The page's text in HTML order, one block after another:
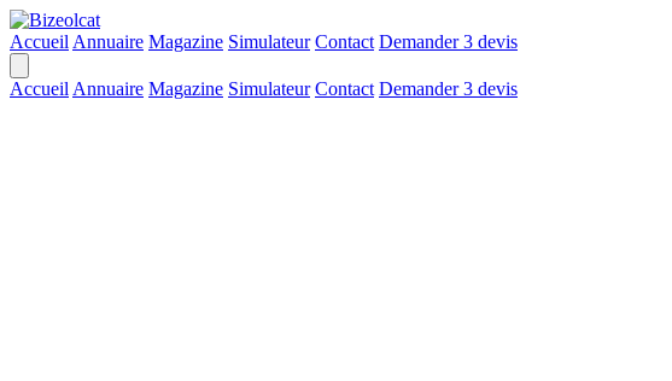
Accueil Annuaire Magazine Simulateur Contact Demander 3 devis
Accueil Annuaire Magazine Simulateur Contact Demander 3 devis